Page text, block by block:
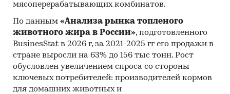
мясоперерабатывающих комбинатов.
По данным «Анализа рынка топленого
животного жира в России», подготовленного
BusinesStat в 2026 г, за 2021-2025 гг его продажи в
стране выросли на 63% до 156 тыс тонн. Рост
обусловлен увеличением спроса со стороны
ключевых потребителей: производителей кормов
для домашних животных и